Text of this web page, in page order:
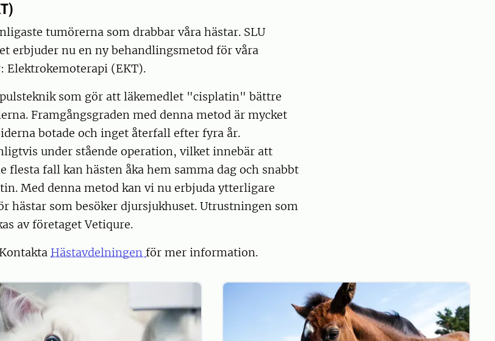
tumörerna som drabbar våra hästar. SLU
erbjuder nu en ny behandlingsmetod för våra
Elektrokemoterapi (EKT).
som gör att läkemedlet "cisplatin" bättre
Framgångsgraden med denna metod är mycket
botade och inget återfall efter fyra år.
under stående operation, vilket innebär att
flesta fall kan hästen åka hem samma dag och snabbt
Med denna metod kan vi nu erbjuda ytterligare
hästar som besöker djursjukhuset. Utrustningen som
av företaget Vetiqure.
Hästavdelningen för mer information.